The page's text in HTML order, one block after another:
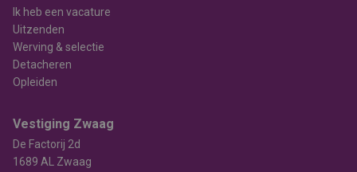
Ik heb een vacature
Uitzenden
Werving & selectie
Detacheren
Opleiden
Vestiging Zwaag
De Factorij 2d
1689 AL Zwaag